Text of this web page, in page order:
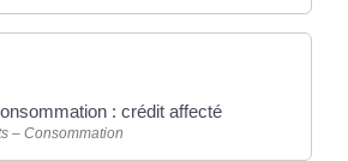
: crédit affecté
– Consommation